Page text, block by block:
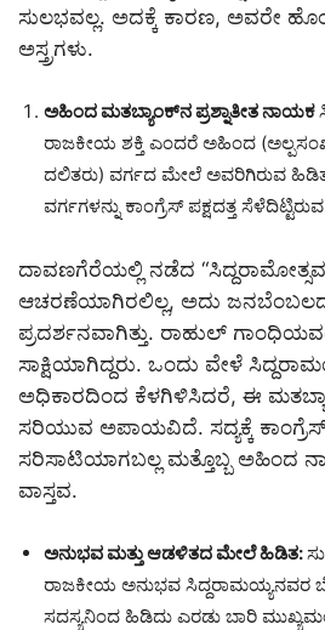
ಸುಲಭವಲ್ಲ. ಅದಕ್ಕೆ ಕಾರಣ, ಅವರೇ
ಅಸ್ತ್ರಗಳು.
ಅಹಿಂದ ಮತಬ್ಯಾಂಕ್‌ನ ಪ್ರಶ್ನಾತೀತ ನಾಯಕ
ರಾಜಕೀಯ ಶಕ್ತಿ ಎಂದರೆ ಅಹಿಂದ
ದಲಿತರು) ವರ್ಗದ ಮೇಲೆ ಅವರಿಗಿರುವ
ವರ್ಗಗಳನ್ನು ಕಾಂಗ್ರೆಸ್ ಪಕ್ಷದತ್ತ
ದಾವಣಗೆರೆಯಲ್ಲಿ ನಡೆದ
ಆಚರಣೆಯಾಗಿರಲಿಲ್ಲ, ಅದು ಜನಬೆಂಬಲದ
ಪ್ರದರ್ಶನವಾಗಿತ್ತು. ರಾಹುಲ್
ಸಾಕ್ಷಿಯಾಗಿದ್ದರು. ಒಂದು ವೇಳೆ
ಅಧಿಕಾರದಿಂದ ಕೆಳಗಿಳಿಸಿದರೆ, ಈ
ಸರಿಯುವ ಅಪಾಯವಿದೆ. ಸದ್ಯಕ್ಕೆ
ಸರಿಸಾಟಿಯಾಗಬಲ್ಲ ಮತ್ತೊಬ್ಬ ಅಹಿಂದ
ವಾಸ್ತವ.
ಅನುಭವ ಮತ್ತು ಆಡಳಿತದ ಮೇಲೆ ಹಿಡಿತ:
ರಾಜಕೀಯ ಅನುಭವ ಸಿದ್ದರಾಮಯ್ಯನವರ
ಸದಸ್ಯನಿಂದ ಹಿಡಿದು ಎರಡು ಬಾರಿ